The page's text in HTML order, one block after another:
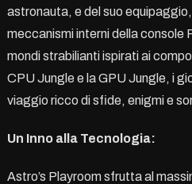
astronauta, e del suo
meccanismi interni della
mondi strabilianti ispirati ai
CPU Jungle e la GPU Jungle, i
viaggio ricco di sfide, enigmi e
Un Inno alla Tecnologia:
Astro’s Playroom sfrutta al